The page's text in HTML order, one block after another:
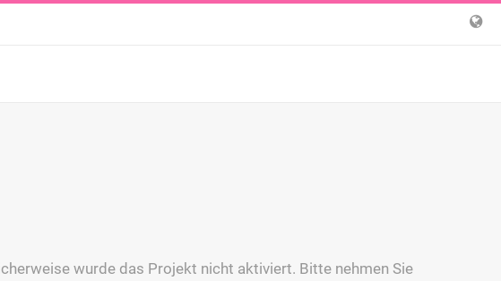
wurde das Projekt nicht aktiviert. Bitte nehmen Sie